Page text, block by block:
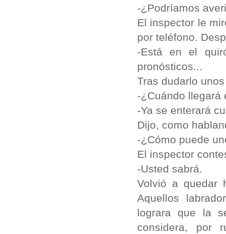
-¿Podríamos
El inspector le
por teléfono.
-Está en el
pronósticos...
Tras dudarlo
-¿Cuándo llegará
-Ya se enterará
Dijo, como
-¿Cómo puede
El inspector
-Usted sabrá.
Volvió a quedar
Aquellos
lograra que la
considera, por